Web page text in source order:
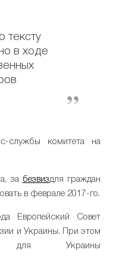
тексту
в ходе
службы комитета на
за безвиздля граждан
в феврале 2017-го.
Европейский Совет
и Украины. При этом
для Украины